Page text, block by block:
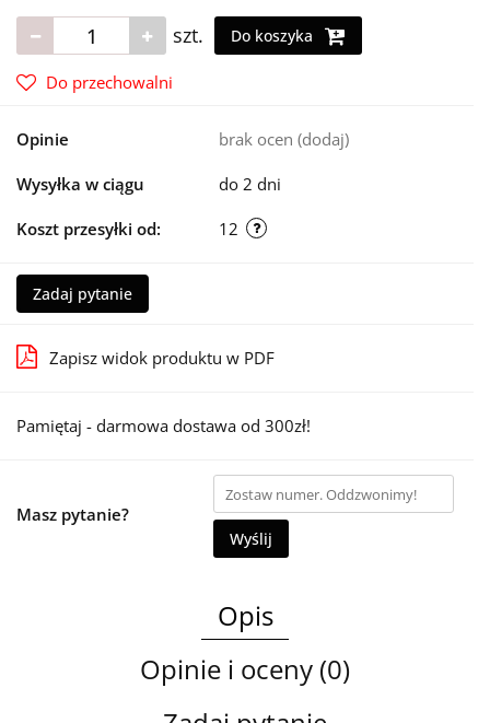
szt. Do koszyka
Do przechowalni
Opinie brak ocen (dodaj)
Wysyłka w ciągu do 2 dni
Koszt przesyłki od: 12
Zadaj pytanie
Zapisz widok produktu w PDF
Pamiętaj - darmowa dostawa od 300zł!
Masz pytanie?
Wyślij
Opis
Opinie i oceny (0)